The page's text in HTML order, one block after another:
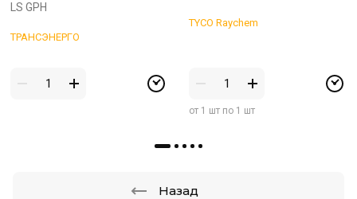
LS GPH
ТРАНСЭНЕРГО
TYCO Raychem
от 1 шт по 1 шт
Назад